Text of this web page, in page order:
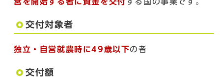
交付対象者
独立・自営就農時に49歳以下の者
交付額